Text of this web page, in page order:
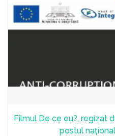
Filmul De ce eu?, regizat
postul